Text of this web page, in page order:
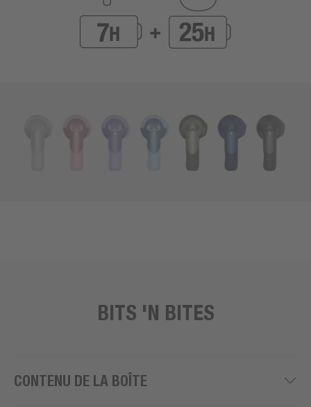
BITS 'N BITES
CONTENU DE LA BOÎTE